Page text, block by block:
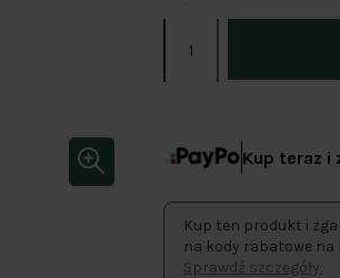
Kup teraz i
Kup ten produkt i
na kody rabatowe na
Sprawdź szczegóły.